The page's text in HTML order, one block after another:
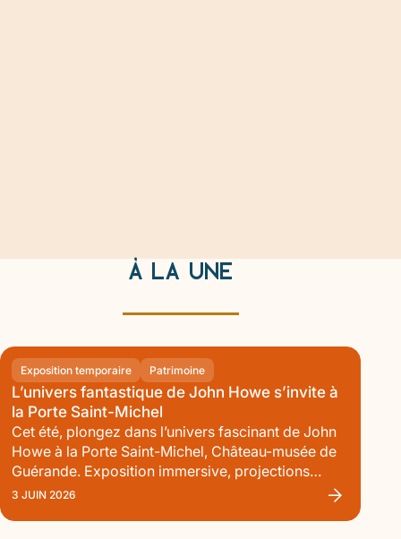
À LA UNE
Lire
l'article
:
L’univers
fantastique
de
John
Howe
L’univers fantastique de John Howe s’invite à
la Porte Saint-Michel
Voici
un
extrait
de
Cet été, plongez dans l’univers fascinant de John
Howe à la Porte Saint-Michel, Château-musée de
Guérande. Exposition immersive, projections
monumentales, visites thématiques et animations
Exposition temporaire Patrimoine
3 JUIN 2026